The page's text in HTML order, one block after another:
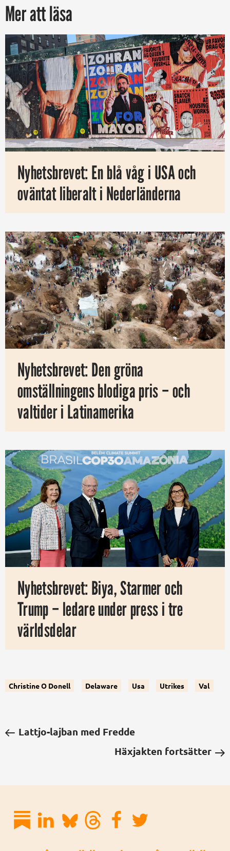
Mer att läsa
Nyhetsbrevet: En blå våg i USA och
oväntat liberalt i Nederländerna
Nyhetsbrevet: Den gröna
omställningens blodiga pris – och
valtider i Latinamerika
Nyhetsbrevet: Biya, Starmer och
Trump – ledare under press i tre
världsdelar
Christine O Donell Delaware Usa Utrikes Val
Lattjo-lajban med Fredde
Häxjakten fortsätter